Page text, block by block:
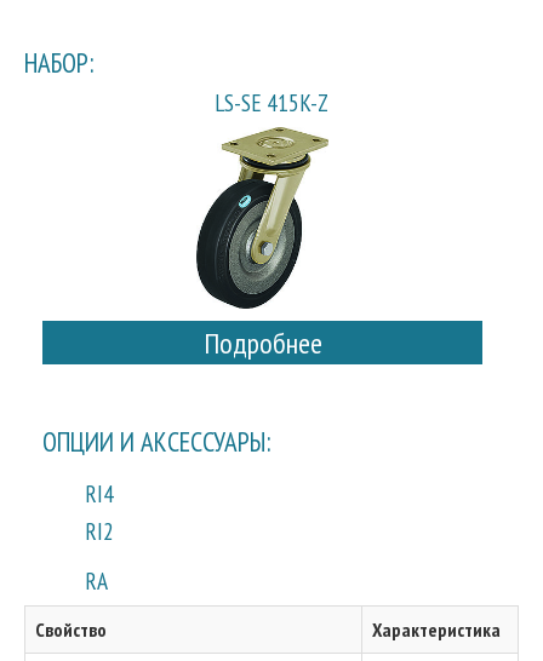
НАБОР:
LS-SE 415K-Z
Подробнее
ОПЦИИ И АКСЕССУАРЫ:
RI4
RI2
RA
Свойство
Характеристика